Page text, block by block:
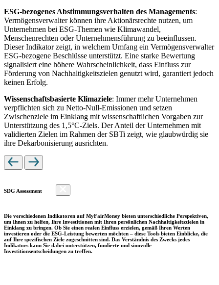
ESG-bezogenes Abstimmungsverhalten des Managements:
Vermögensverwalter können ihre Aktionärsrechte nutzen, um
Unternehmen bei ESG-Themen wie Klimawandel,
Menschenrechten oder Unternehmensführung zu beeinflussen.
Dieser Indikator zeigt, in welchem Umfang ein Vermögensverwalter
ESG-bezogene Beschlüsse unterstützt. Eine starke Bewertung
signalisiert eine höhere Wahrscheinlichkeit, dass Einfluss zur
Förderung von Nachhaltigkeitszielen genutzt wird, garantiert jedoch
keinen Erfolg.
Wissenschaftsbasierte Klimaziele: Immer mehr Unternehmen
verpflichten sich zu Netto-Null-Emissionen und setzen
Zwischenziele im Einklang mit wissenschaftlichen Vorgaben zur
Unterstützung des 1,5°C-Ziels. Der Anteil der Unternehmen mit
validierten Zielen im Rahmen der SBTi zeigt, wie glaubwürdig sie
ihre Dekarbonisierung ausrichten.
SDG Assessment
Die verschiedenen Indikatoren auf MyFairMoney bieten unterschiedliche Perspektiven,
um Ihnen zu helfen, Ihre Investitionen mit Ihren persönlichen Nachhaltigkeitszielen in
Einklang zu bringen. Ob Sie einen realen Einfluss erzielen, gemäß Ihren Werten
investieren oder die ESG-Leistung bewerten möchten – diese Tools bieten Einblicke, die
auf Ihre spezifischen Ziele zugeschnitten sind. Das Verständnis des Zwecks jedes
Indikators kann Sie dabei unterstützen, fundierte und sinnvolle
Investitionsentscheidungen zu treffen.